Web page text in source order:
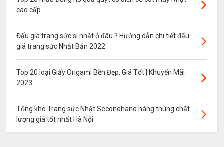
cao cấp
Đấu giá trang sức si nhật ở đâu ? Hướng dẫn chi tiết đấu
giá trang sức Nhật Bản 2022
Top 20 loại Giấy Origami Bền Đẹp, Giá Tốt | Khuyến Mãi
2023
Tổng kho Trang sức Nhật Secondhand hàng thùng chất
lượng giá tốt nhất Hà Nội